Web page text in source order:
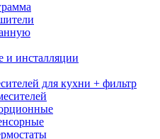
и инсталляции
для кухни + фильтр